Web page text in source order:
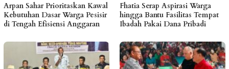
Arpan Sahar Prioritaskan Kawal
Kebutuhan Dasar Warga Pesisir
di Tengah Efisiensi Anggaran
Fhatia Serap Aspirasi Warga
hingga Bantu Fasilitas Tempat
Ibadah Pakai Dana Pribadi